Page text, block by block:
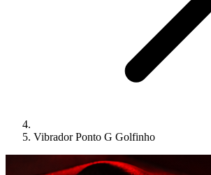
Vibrador Ponto G Golfinho